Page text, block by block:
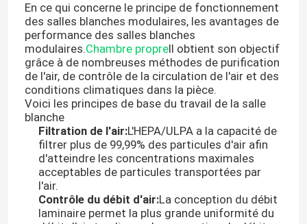
Maison
Produits
Au sujet de nous
En ce qui concerne le principe de fonctionnement
des salles blanches modulaires, les avantages de
performance des salles blanches
modulaires.Chambre propreIl obtient son objectif
grâce à de nombreuses méthodes de purification
de l'air, de contrôle de la circulation de l'air et des
conditions climatiques dans la pièce.
Voici les principes de base du travail de la salle
blanche
Filtration de l'air:L'HEPA/ULPA a la capacité de
filtrer plus de 99,99% des particules d'air afin
d'atteindre les concentrations maximales
acceptables de particules transportées par
l'air.
Contrôle du débit d'air:La conception du débit
laminaire permet la plus grande uniformité du